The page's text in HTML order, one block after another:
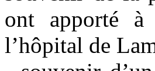
ont apporté à
l’hôpital de